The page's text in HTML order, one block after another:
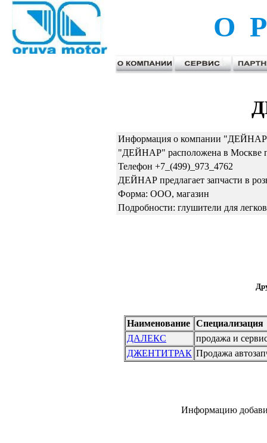
О
Информация о компании
"ДЕЙНАР" расположена в Москве
Телефон +7_(499)_973_4762
ДЕЙНАР предлагает запчасти в
Форма: ООО, магазин
Подробности: глушители для
Наименование Специализация
ДАЛЕКС
продажа и
ДЖЕНТИТРАК Продажа
Информацию